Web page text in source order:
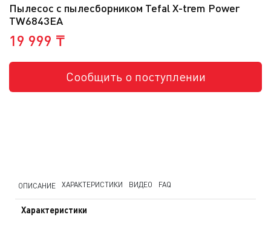
Пылесос с пылесборником Tefal X-trem Power
TW6843EA
19 999 ₸
Сообщить о поступлении
ОПИСАНИЕ ХАРАКТЕРИСТИКИ ВИДЕО FAQ
Характеристики